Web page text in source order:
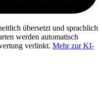
übersetzt und sprachlich
werden automatisch
verlinkt. Mehr zur KI-